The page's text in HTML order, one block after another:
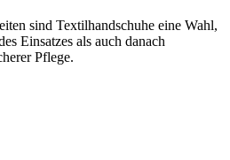
sind Textilhandschuhe eine Wahl,
Einsatzes als auch danach
Pflege.